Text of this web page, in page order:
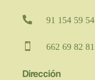
 91 154 59 54
 662 69 82 81
Dirección